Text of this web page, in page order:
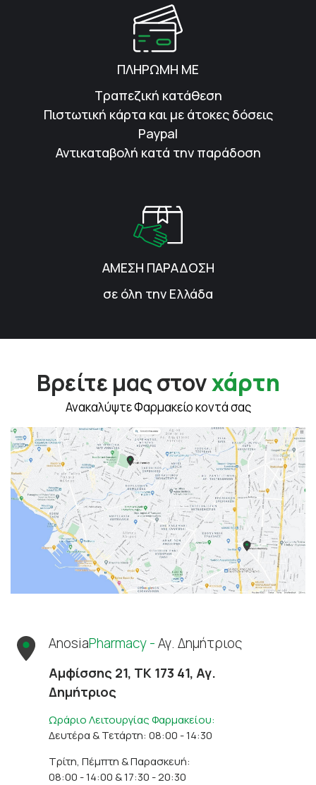
ΠΛΗΡΩΜΗ ΜΕ
Τραπεζική κατάθεση
Πιστωτική κάρτα και με άτοκες δόσεις
Paypal
Αντικαταβολή κατά την παράδοση
ΑΜΕΣΗ ΠΑΡΑΔΟΣΗ
σε όλη την Ελλάδα
Βρείτε μας στονχάρτη
Ανακαλύψτε Φαρμακείο κοντά σας
AnosiaPharmacy -Αγ. Δημήτριος
Αμφίσσης 21, ΤΚ 173 41, Αγ.
Δημήτριος
Ωράριο Λειτουργίας Φαρμακείου:
Δευτέρα & Τετάρτη: 08:00 - 14:30
Τρίτη, Πέμπτη & Παρασκευή:
08:00 - 14:00 & 17:30 - 20:30